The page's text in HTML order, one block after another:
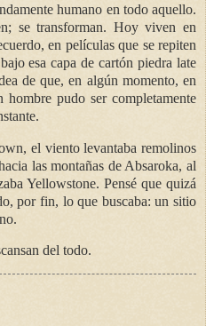
humano en todo aquello.
se transforman. Hoy viven en
en películas que se repiten
esa capa de cartón piedra late
de que, en algún momento, en
pudo ser completamente
el viento levantaba remolinos
las montañas de Absaroka, al
Yellowstone. Pensé que quizá
por fin, lo que buscaba: un sitio
del todo.